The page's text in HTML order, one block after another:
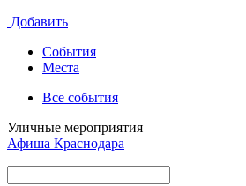
Добавить
События
Места
Все события
Уличные мероприятия
Афиша Краснодара